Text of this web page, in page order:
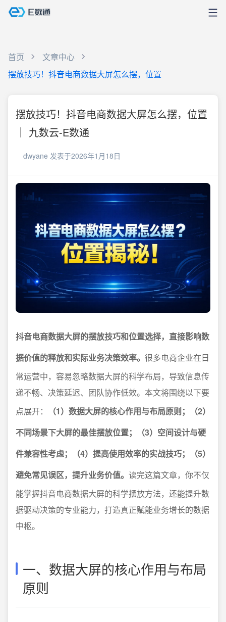
首页
文章中心
摆放技巧！抖音电商数据大屏怎么摆，位置
摆放技巧！抖音电商数据大屏怎么摆，位置
｜ 九数云-E数通
dwyane 发表于2026年1月18日
抖音电商数据大屏的摆放技巧和位置选择，直接影响数
据价值的释放和实际业务决策效率。 很多电商企业在日
常运营中，容易忽略数据大屏的科学布局，导致信息传
递不畅、决策延迟、团队协作低效。本文将围绕以下要
点展开：
（1）数据大屏的核心作用与布局原则；（2）
不同场景下大屏的最佳摆放位置；（3）空间设计与硬
件兼容性考虑；（4）提高使用效率的实战技巧；（5）
避免常见误区，提升业务价值。 读完这篇文章，你不仅
能掌握抖音电商数据大屏的科学摆放方法，还能提升数
据驱动决策的专业能力，打造真正赋能业务增长的数据
中枢。
一、数据大屏的核心作用与布局
原则